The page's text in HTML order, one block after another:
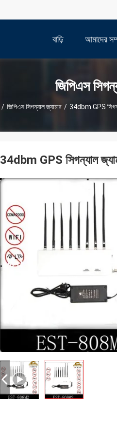
বাড়ি আমাদের
জিপিএস
/ জিপিএস সিগন্যাল জ্যামার / 34dbm GPS
34dbm GPS সিগন্যাল